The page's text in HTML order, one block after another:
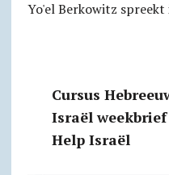
Yo'el Berkowitz spreekt
Cursus
Israël weekbrief
Help Israël